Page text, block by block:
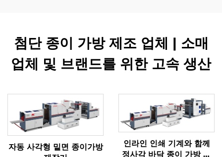
첨단 종이 가방 제조 업체 | 소매
업체 및 브랜드를 위한 고속 생산
자동 사각형 밑면 종이가방
인라인 인쇄 기계와 함께
정사각 바닥 종이 가방 기